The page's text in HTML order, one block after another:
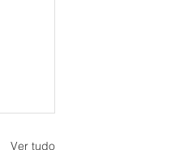
Ver tudo